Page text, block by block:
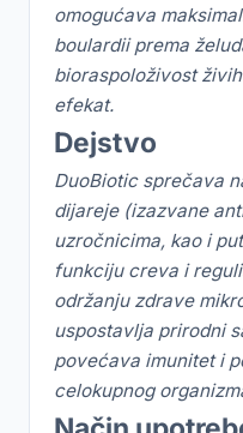
omogućava
boulardii prema
bioraspoloživost
efekat.
Dejstvo
DuoBiotic sprečava
dijareje (izazvane
uzročnicima, kao i
funkciju creva i
održanju zdrave
uspostavlja prirodni
povećava imunitet i
celokupnog